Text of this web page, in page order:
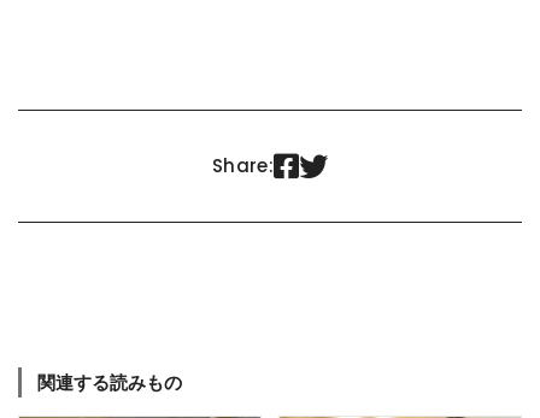
Share:  
関連する読みもの